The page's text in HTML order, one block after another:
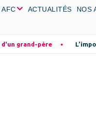
AFC ACTUALITÉS NOS
d'un grand-père